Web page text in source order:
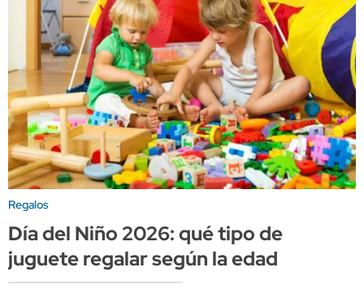
Regalos
Día del Niño 2026: qué tipo de
juguete regalar según la edad